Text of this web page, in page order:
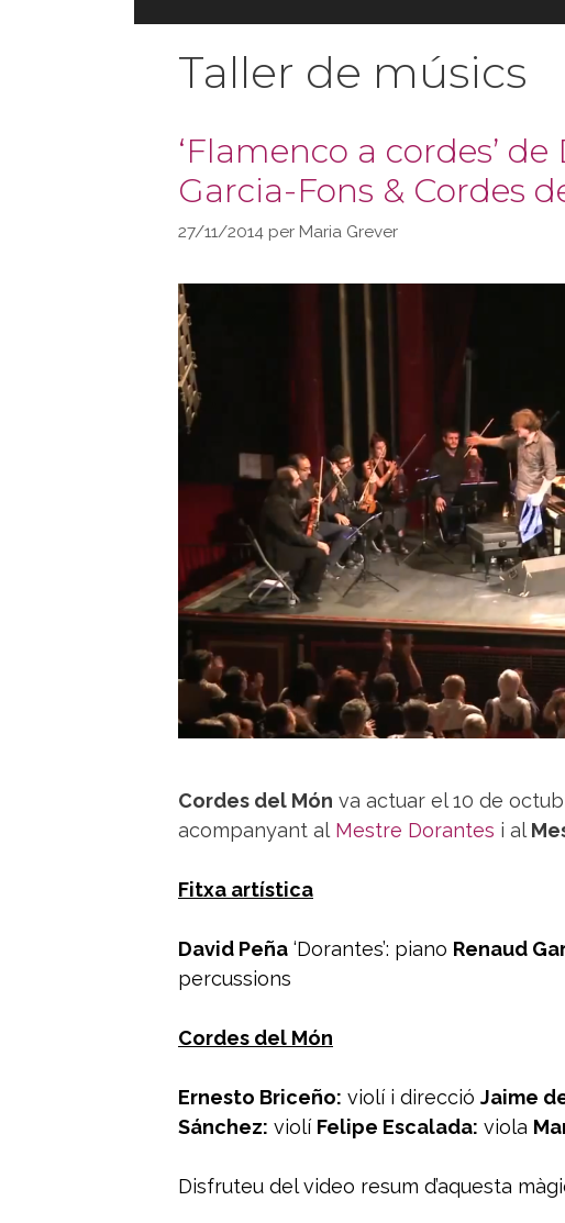
Taller de músics
‘Flamenco a cordes’
Garcia-Fons & Cordes
27/11/2014 per Maria Grever
Cordes del Món va actuar el 10 de
acompanyant al Mestre Dorantes i al
Fitxa artística
David Peña ‘Dorantes’: piano Renaud
percussions
Cordes del Món
Ernesto Briceño: violí i direcció Jaime
Sánchez: violí Felipe Escalada: viola
Disfruteu del video resum d’aquesta